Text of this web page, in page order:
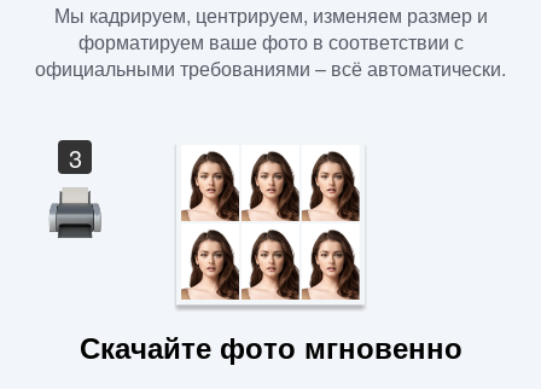
Мы кадрируем, центрируем, изменяем размер и
форматируем ваше фото в соответствии с
официальными требованиями – всё автоматически.
3
Скачайте фото мгновенно